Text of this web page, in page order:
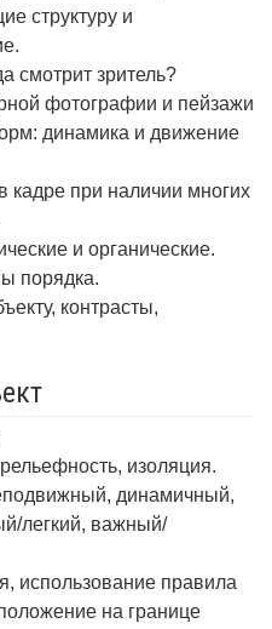
структуру и
смотрит зритель?
фотографии и пейзажи
динамика и движение
кадре при наличии многих
и органические.
порядка.
контрасты,
изоляция.
динамичный,
легкий, важный/
использование правила
на границе